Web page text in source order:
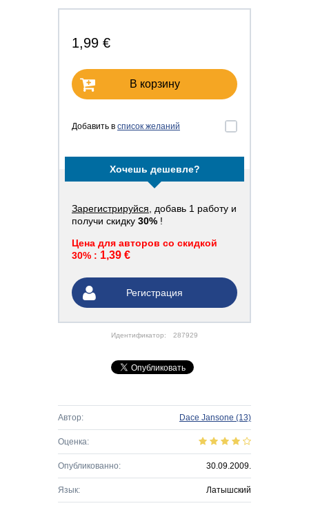
1,99 €
В корзину
Добавить в список желаний
Хочешь дешевле?
Зарегистрируйся , добавь 1 работу и
получи скидку 30% !
Цена для авторов со скидкой
30% : 1,39 €
Регистрация
Идентификатор: 287929
Автор: Dace Jansone (13)
Оценка:
Опубликованно: 30.09.2009.
Язык: Латышский